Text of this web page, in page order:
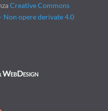
Creative Commons
opere derivate 4.0